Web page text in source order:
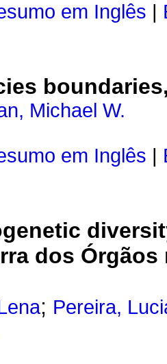
em Inglês
Michael W.
em Inglês
dos
; Pereira,